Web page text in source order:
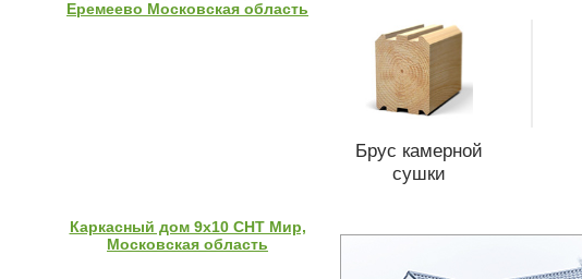
Брус камерной
сушки
Еремеево Московская область
Каркасный дом 9х10 СНТ Мир,
Московская область